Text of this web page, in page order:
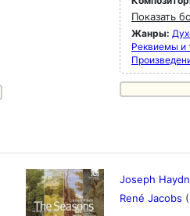
Показать
Жанры:
Реквиемы и
Joseph
René Jacobs